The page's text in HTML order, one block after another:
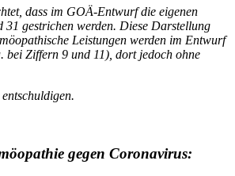
dass im GOÄ-Entwurf die eigenen
31 gestrichen werden. Diese Darstellung
Leistungen werden im Entwurf
bei Ziffern 9 und 11), dort jedoch ohne
gegen Coronavirus: